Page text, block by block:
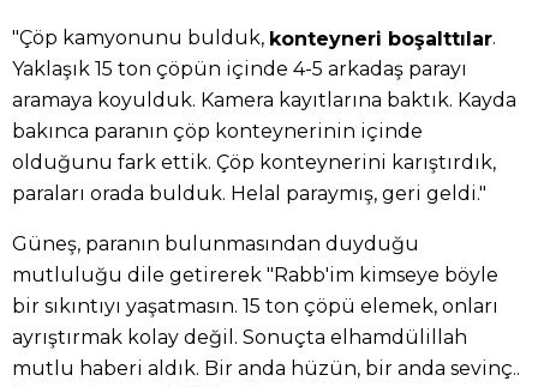
"Çöp kamyonunu bulduk, konteyneri boşalttılar.
Yaklaşık 15 ton çöpün içinde 4-5 arkadaş parayı
aramaya koyulduk. Kamera kayıtlarına baktık. Kayda
bakınca paranın çöp konteynerinin içinde
olduğunu fark ettik. Çöp konteynerini karıştırdık,
paraları orada bulduk. Helal paraymış, geri geldi."
Güneş, paranın bulunmasından duyduğu
mutluluğu dile getirerek "Rabb'im kimseye böyle
bir sıkıntıyı yaşatmasın. 15 ton çöpü elemek, onları
ayrıştırmak kolay değil. Sonuçta elhamdülillah
mutlu haberi aldık. Bir anda hüzün, bir anda sevinç..